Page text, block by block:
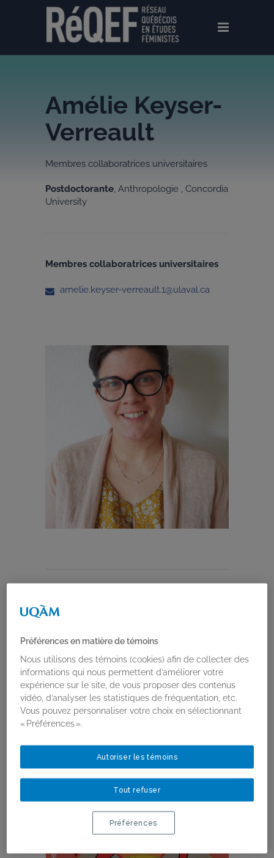
Amélie Keyser-
Verreault
Membres collaboratrices universitaires
Postdoctorante, Anthropologie , Concordia
University
Membres collaboratrices universitaires
amelie.keyser-verreault.1@ulaval.ca
PUBLICATIONS
ET ACTIVITÉS
Préférences en matière de témoins
Nous utilisons des témoins (cookies) afin de collecter des
informations qui nous permettent d’améliorer votre
expérience sur le site, de vous proposer des contenus
vidéo, d’analyser les statistiques de fréquentation, etc.
Vous pouvez personnaliser votre choix en sélectionnant
« Préférences ».
Tout refuser
Autoriser les témoins
Préférences